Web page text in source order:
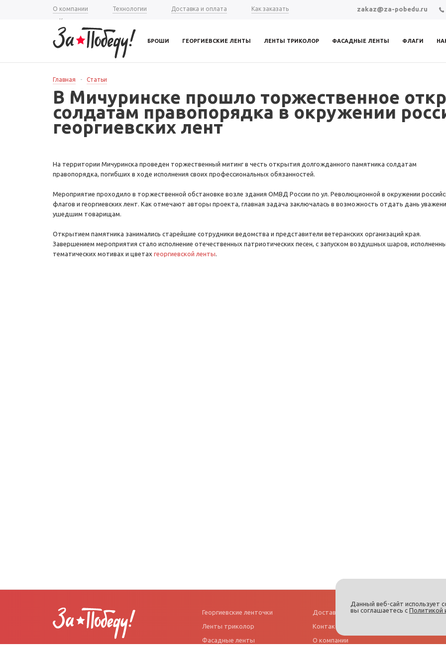
О компании Технологии Доставка и оплата
Как заказать
Контакты
zakaz@za-pobedu.ru
БРОШИ ГЕОРГИЕВСКИЕ ЛЕНТЫ ЛЕНТЫ ТРИКОЛОР ФАСАДНЫЕ ЛЕНТЫ ФЛАГИ
Главная - Статьи
В Мичуринске прошло торжественное
солдатам правопорядка в окружении
георгиевских лент
На территории Мичуринска проведен торжественный митинг в честь открытия долгожданного памятника солдатам
правопорядка, погибших в ходе исполнения своих профессиональных обязанностей.
Мероприятие проходило в торжественной обстановке возле здания ОМВД России по ул. Революционной в окружении
флагов и георгиевских лент. Как отмечают авторы проекта, главная задача заключалась в возможность отдать дань
ушедшим товарищам.
Открытием памятника занимались старейшие сотрудники ведомства и представители ветеранских организаций края.
Завершением мероприятия стало исполнение отечественных патриотических песен, с запуском воздушных шаров,
тематических мотивах и цветах георгиевской ленты.
Георгиевские ленточки
Ленты триколор
Фасадные ленты
Доставка и оплата
Контакты
О компании
Данный веб-сайт использует
вы соглашаетесь с Политикой